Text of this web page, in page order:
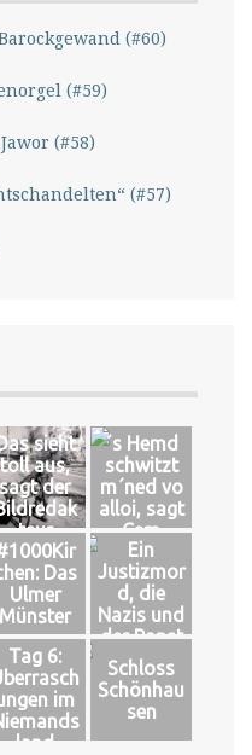
(#60)
(#59)
(#58)
(#57)
sieht
toll aus,
sagt der
teur
´s Hemd
schwitzt
m´ned vo
alloi, sagt
Cem
Das
Ulmer
Münster
Ein
Justizmor
d, die
Nazis und
der Papst
Tag 6:
im
land
Schloss
Schönhau
sen